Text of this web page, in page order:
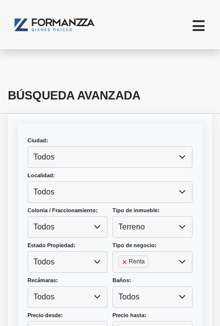
BÚSQUEDA AVANZADA
Ciudad:
Todos
Localidad:
Todos
Colonia / Fraccionamiento:
Todos
Tipo de inmueble:
Terreno
Estado Propiedad:
Todos
Tipo de negocio:
Renta
Recámaras:
Todos
Baños:
Todos
Precio desde: Precio hasta: